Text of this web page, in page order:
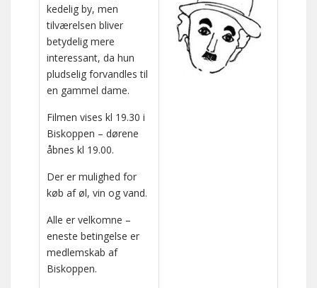
kedelig by, men
tilværelsen bliver
betydelig mere
interessant, da hun
pludselig forvandles til
en gammel dame.
Filmen vises kl 19.30 i
Biskoppen – dørene
åbnes kl 19.00.
Der er mulighed for
køb af øl, vin og vand.
Alle er velkomne –
eneste betingelse er
medlemskab af
Biskoppen.